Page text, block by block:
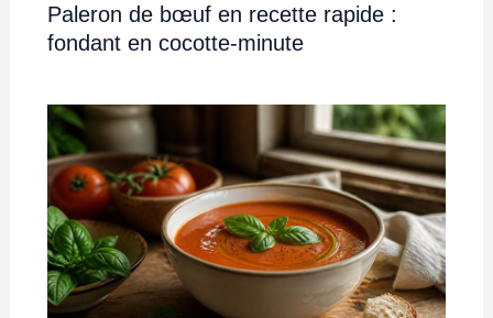
Paleron de bœuf en recette rapide :
fondant en cocotte-minute